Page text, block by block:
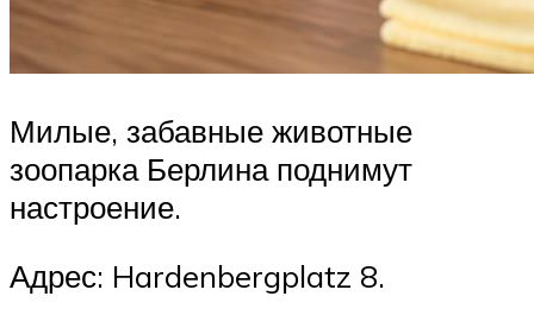
Милые, забавные животные
зоопарка Берлина поднимут
настроение.
Адрес: Hardenbergplatz 8.